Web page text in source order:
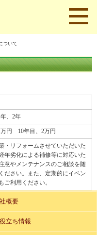
ついて
、2年
万円 10年目、2万円
・リフォームさせていただいた
年劣化による補修等に対応いた
意やメンテナンスのご相談を随
ださい。また、定期的にイベン
ご利用ください。
概要
立ち情報